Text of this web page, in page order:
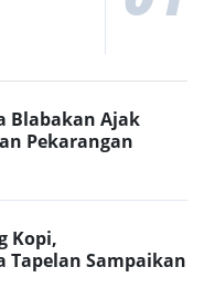
Blabakan Ajak
Pekarangan
Kopi,
Tapelan Sampaikan